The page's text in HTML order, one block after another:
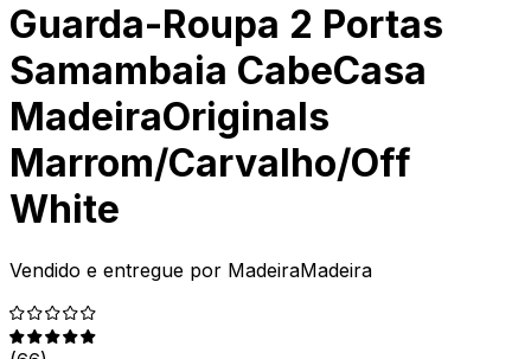
Guarda-Roupa 2 Portas
Samambaia CabeCasa
MadeiraOriginals
Marrom/Carvalho/Off
White
Vendido e entregue por MadeiraMadeira